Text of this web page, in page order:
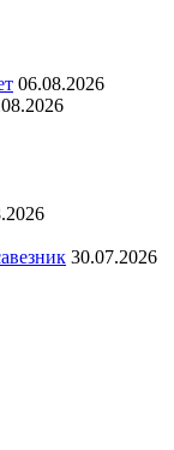
06.08.2026
30.07.2026